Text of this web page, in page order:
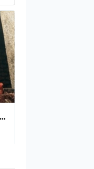
Gazipaşa’da dereye uçan otomobilin sürücüsü yaralandı!